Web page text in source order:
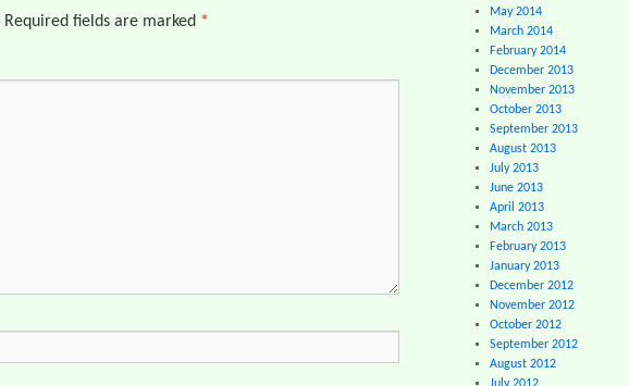
Required fields are marked *
May 2014
March 2014
February 2014
December 2013
November 2013
October 2013
September 2013
August 2013
July 2013
June 2013
April 2013
March 2013
February 2013
January 2013
December 2012
November 2012
October 2012
September 2012
August 2012